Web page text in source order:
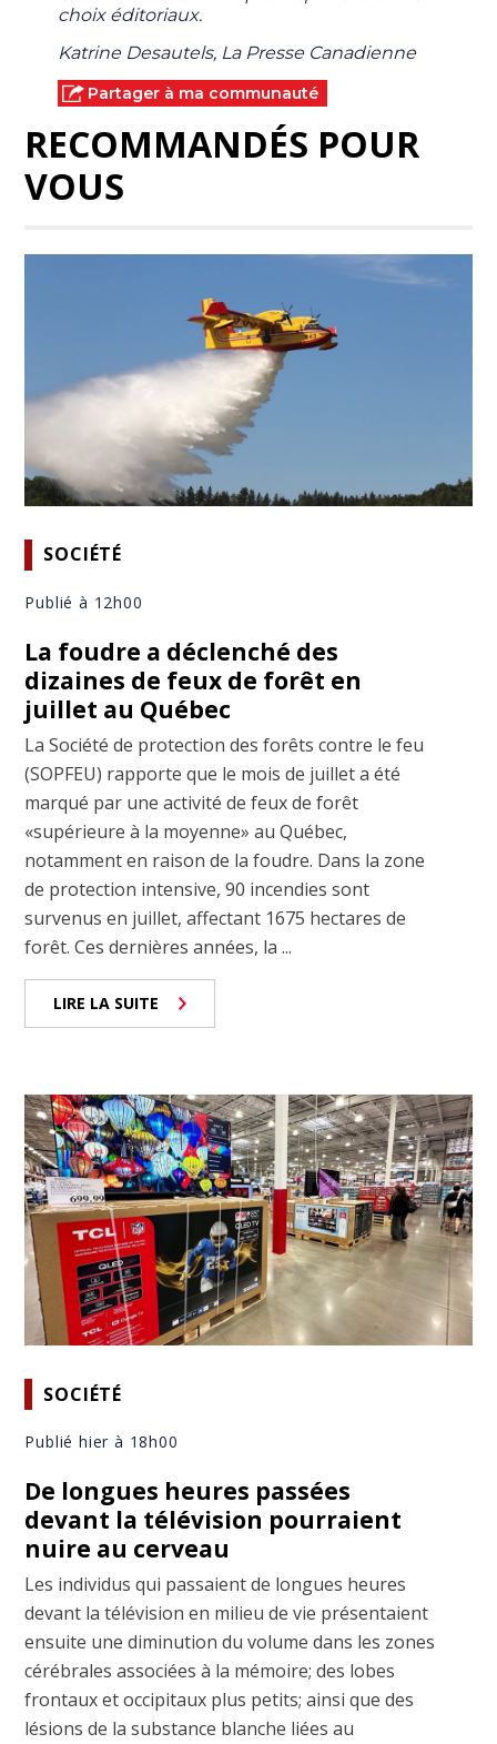
choix éditoriaux.
Katrine Desautels, La Presse Canadienne
Partager à ma communauté
RECOMMANDÉS POUR
VOUS
SOCIÉTÉ
Publié à 12h00
La foudre a déclenché des
dizaines de feux de forêt en
juillet au Québec
La Société de protection des forêts contre le feu
(SOPFEU) rapporte que le mois de juillet a été
marqué par une activité de feux de forêt
«supérieure à la moyenne» au Québec,
notamment en raison de la foudre. Dans la zone
de protection intensive, 90 incendies sont
survenus en juillet, affectant 1675 hectares de
forêt. Ces dernières années, la ...
LIRE LA SUITE
SOCIÉTÉ
Publié hier à 18h00
De longues heures passées
devant la télévision pourraient
nuire au cerveau
Les individus qui passaient de longues heures
devant la télévision en milieu de vie présentaient
ensuite une diminution du volume dans les zones
cérébrales associées à la mémoire; des lobes
frontaux et occipitaux plus petits; ainsi que des
lésions de la substance blanche liées au